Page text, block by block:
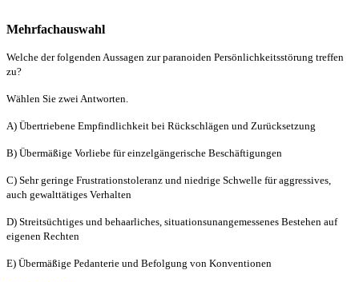
Mehrfachauswahl
Welche der folgenden Aussagen zur paranoiden Persönlichkeitsstörung treffen
zu?
Wählen Sie zwei Antworten.
A) Übertriebene Empfindlichkeit bei Rückschlägen und Zurücksetzung
B) Übermäßige Vorliebe für einzelgängerische Beschäftigungen
C) Sehr geringe Frustrationstoleranz und niedrige Schwelle für aggressives,
auch gewalttätiges Verhalten
D) Streitsüchtiges und behaarliches, situationsunangemessenes Bestehen auf
eigenen Rechten
E) Übermäßige Pedanterie und Befolgung von Konventionen